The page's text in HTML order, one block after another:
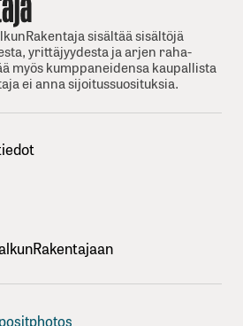
sisältää sisältöjä
yrittäjyydesta ja arjen raha-
myös kumppaneidensa kaupallista
ei anna sijoitussuosituksia.